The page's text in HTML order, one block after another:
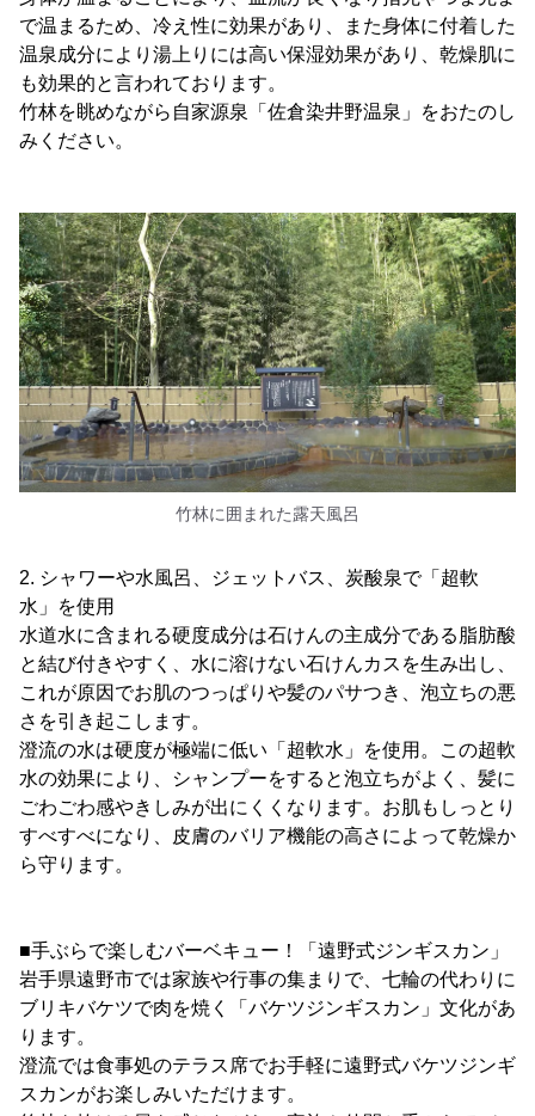
で温まるため、冷え性に効果があり、また身体に付着した
温泉成分により湯上りには高い保湿効果があり、乾燥肌に
も効果的と言われております。
竹林を眺めながら自家源泉「佐倉染井野温泉」をおたのし
みください。
竹林に囲まれた露天風呂
2. シャワーや水風呂、ジェットバス、炭酸泉で「超軟
水」を使用
水道水に含まれる硬度成分は石けんの主成分である脂肪酸
と結び付きやすく、水に溶けない石けんカスを生み出し、
これが原因でお肌のつっぱりや髪のパサつき、泡立ちの悪
さを引き起こします。
澄流の水は硬度が極端に低い「超軟水」を使用。この超軟
水の効果により、シャンプーをすると泡立ちがよく、髪に
ごわごわ感やきしみが出にくくなります。お肌もしっとり
すべすべになり、皮膚のバリア機能の高さによって乾燥か
ら守ります。
■手ぶらで楽しむバーベキュー！「遠野式ジンギスカン」
岩手県遠野市では家族や行事の集まりで、七輪の代わりに
ブリキバケツで肉を焼く「バケツジンギスカン」文化があ
ります。
澄流では食事処のテラス席でお手軽に遠野式バケツジンギ
スカンがお楽しみいただけます。